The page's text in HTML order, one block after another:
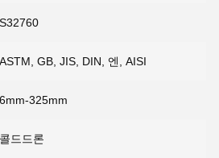
S32760
ASTM, GB, JIS, DIN, 엔, AISI
6mm-325mm
콜드드론